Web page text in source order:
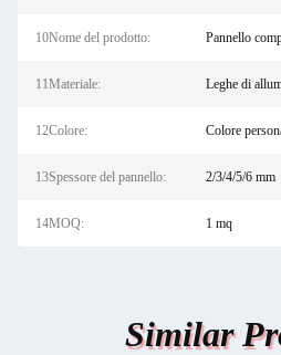
10Nome del prodotto: Pannello
11Materiale: Leghe di
12Colore: Colore
13Spessore del pannello: 2/3/4/5/6 mm
14MOQ: 1 mq
Similar